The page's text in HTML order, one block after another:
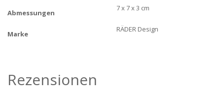
Abmessungen
7 x 7 x 3 cm
Marke
RÄDER Design
Rezensionen